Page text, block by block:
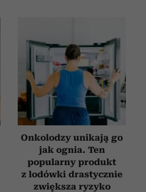
Onkolodzy unikają go
jak ognia. Ten
popularny produkt
z lodówki drastycznie
zwiększa ryzyko